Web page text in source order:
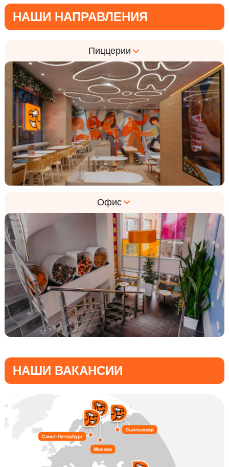
НАШИ НАПРАВЛЕНИЯ
Пиццерии
Гибкий график, смены от 4х часов
Все выплаты видны в приложении
Медкнижка за счёт компании
Близко и удобно — работа в пиццерии рядом с домом
или учёбой
Расти если хочешь до менеджера или управляющего
через 3 месяца
Нет никаких штрафов: ошибка — это не штраф,
а возможность научиться!
Офис
а не на часы в кресле
Белая зарплата и полное соблюдение ТК РФ
Открытая культура, где твоё мнение всегда имеет
значение!
НАШИ ВАКАНСИИ